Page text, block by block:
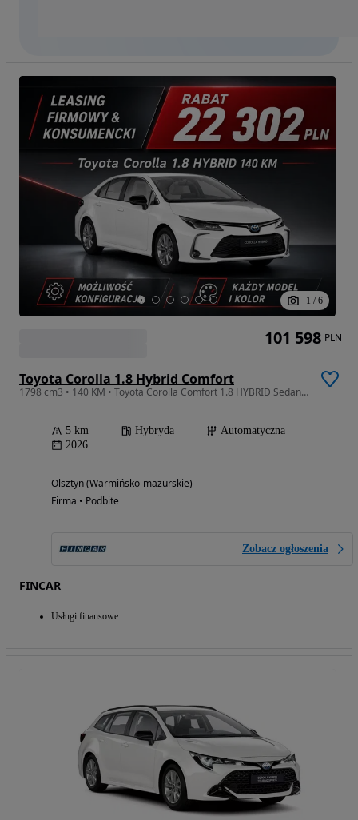
1 / 6
Toyota Corolla 1.8 Hybrid Comfort
1798 cm3 • 140 KM • Toyota Corolla Comfort 1.8 HYBRID Sedan Nowa 2026. Szybki odbiór.
5 km Hybryda
Automatyczna
2026
Olsztyn (Warmińsko-mazurskie)
Firma • Podbite
Zobacz ogłoszenia
FINCAR
Usługi finansowe
101 598 PLN